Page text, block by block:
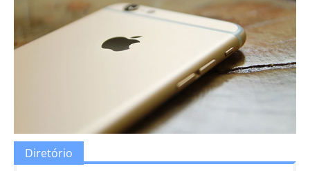
Diretório